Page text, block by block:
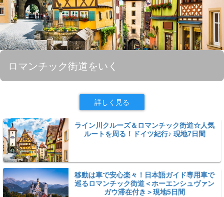
ロマンチック街道をいく
詳しく見る
ライン川クルーズ＆ロマンチック街道☆人気
ルートを周る！ドイツ紀行♪ 現地7日間
移動は車で安心楽々！日本語ガイド専用車で
巡るロマンチック街道＜ホーエンシュヴァン
ガウ滞在付き＞現地5日間